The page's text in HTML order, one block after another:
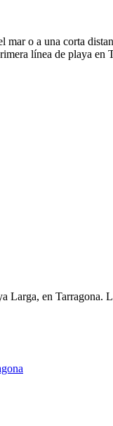
o a una corta
línea de playa
en